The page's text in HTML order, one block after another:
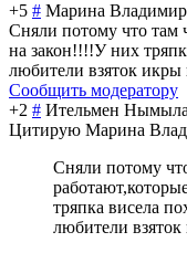
+5 # Марина
Сняли потому что там
на закон!!!!У них
любители взяток
Сообщить модератору
+2 # Ительмен
Цитирую Марина
Сняли потому
тряпка висела
любители